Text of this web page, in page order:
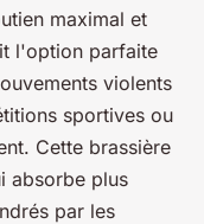
maximal et
l'option parfaite
violents
sportives ou
Cette brassière
absorbe plus
par les